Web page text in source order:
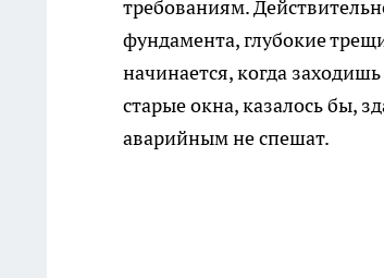
требованиям.
фундамента, глубокие
начинается, когда
старые окна, казалось бы,
аварийным не спешат.